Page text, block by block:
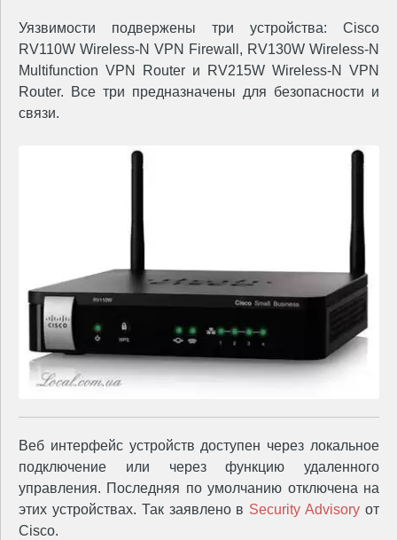
Уязвимости подвержены три устройства: Cisco
RV110W Wireless-N VPN Firewall, RV130W Wireless-N
Multifunction VPN Router и RV215W Wireless-N VPN
Router. Все три предназначены для безопасности и
связи.
Веб интерфейс устройств доступен через локальное
подключение или через функцию удаленного
управления. Последняя по умолчанию отключена на
этих устройствах. Так заявлено в Security Advisory от
Cisco.